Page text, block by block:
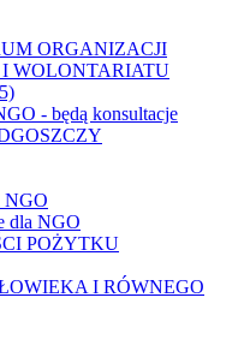
ORGANIZACJI
WOLONTARIATU
- będą konsultacje
NGO
dla NGO
POŻYTKU
I RÓWNEGO